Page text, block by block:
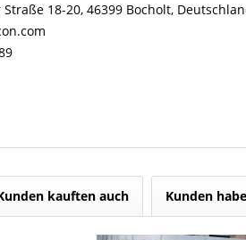
18-20, 46399 Bocholt,
kauften auch Kunden